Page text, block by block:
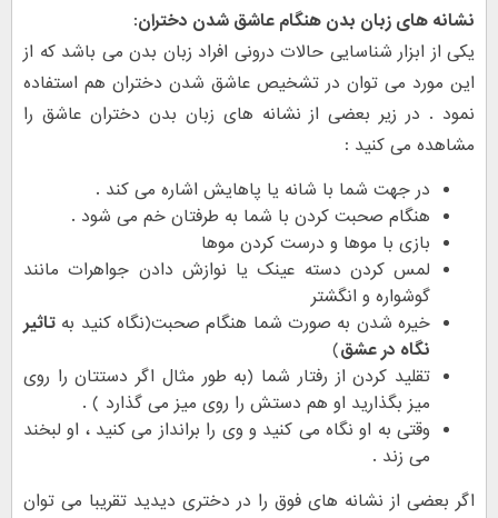
نشانه های زبان بدن هنگام عاشق شدن دختران:
یکی از ابزار شناسایی حالات درونی افراد زبان بدن می باشد که از
این مورد می توان در تشخیص عاشق شدن دختران هم استفاده
نمود . در زیر بعضی از نشانه های زبان بدن دختران عاشق را
مشاهده می کنید :
در جهت شما با شانه یا پاهایش اشاره می کند .
هنگام صحبت کردن با شما به طرفتان خم می شود .
بازی با موها و درست کردن موها
لمس کردن دسته عینک یا نوازش دادن جواهرات مانند
گوشواره و انگشتر
خیره شدن به صورت شما هنگام صحبت(نگاه کنید به تاثیر
نگاه در عشق)
تقلید کردن از رفتار شما (به طور مثال اگر دستتان را روی
میز بگذارید او هم دستش را روی میز می گذارد ) .
وقتی به او نگاه می کنید و وی را برانداز می کنید ، او لبخند
می زند .
اگر بعضی از نشانه های فوق را در دختری دیدید تقریبا می توان